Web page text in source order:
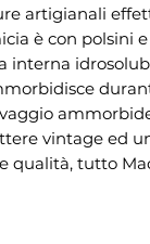
artigianali
è con polsini
interna
vintage ed
qualità, tutto